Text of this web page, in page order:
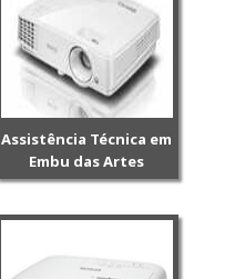
Assistência Técnica em
Embu das Artes